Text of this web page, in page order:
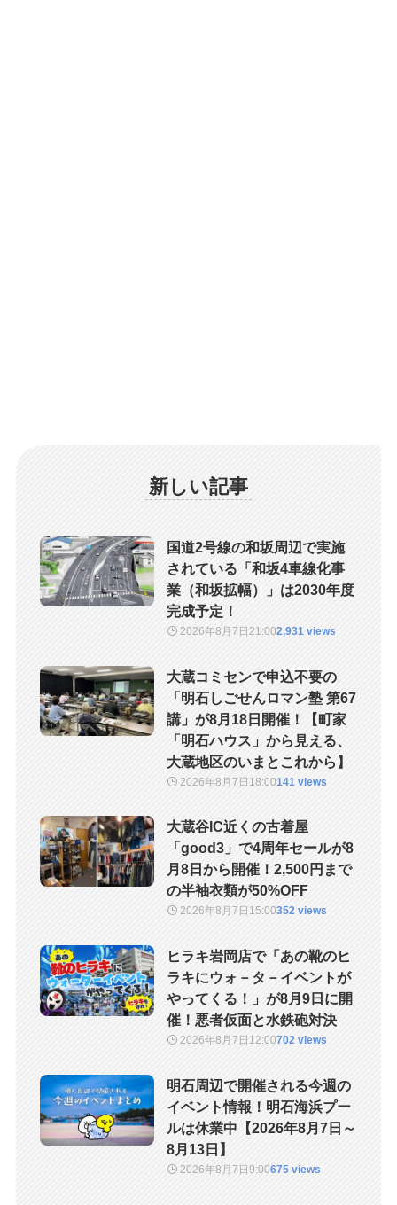
新しい記事
国道2号線の和坂周辺で実施
されている「和坂4車線化事
業（和坂拡幅）」は2030年度
完成予定！
2026年8月7日 21:002,931 views
大蔵コミセンで申込不要の
「明石しごせんロマン塾 第67
講」が8月18日開催！【町家
「明石ハウス」から見える、
大蔵地区のいまとこれから】
2026年8月7日 18:00141 views
大蔵谷IC近くの古着屋
「good3」で4周年セールが8
月8日から開催！2,500円まで
の半袖衣類が50%OFF
2026年8月7日 15:00352 views
ヒラキ岩岡店で「あの靴のヒ
ラキにウォ－タ－イベントが
やってくる！」が8月9日に開
催！悪者仮面と水鉄砲対決
2026年8月7日 12:00702 views
明石周辺で開催される今週の
イベント情報！明石海浜プー
ルは休業中【2026年8月7日～
8月13日】
2026年8月7日9:00675 views